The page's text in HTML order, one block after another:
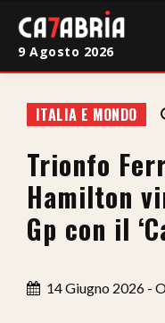
Cronaca
Giudiziaria
Politica
Attualità
9 Agosto 2026
ITALIA E MONDO
Trionfo
Hamilton
Gp con il
14 Giugno 2026 -